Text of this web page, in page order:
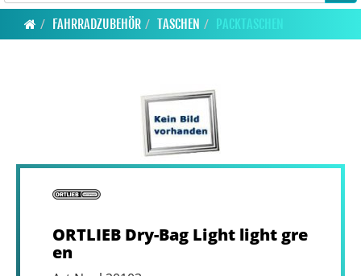
FAHRRADZUBEHÖR TASCHEN PACKTASCHEN
ORTLIEB Dry-Bag Light light gre
en